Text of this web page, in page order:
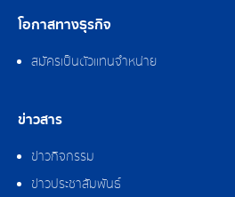
โอกาสทางธุรกิจ
สมัครเป็นตัวแทนจำหน่าย
ข่าวสาร
ข่าวกิจกรรม
ข่าวประชาสัมพันธ์